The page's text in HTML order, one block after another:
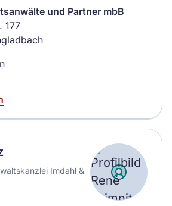
und Partner mbB
177
Imdahl &